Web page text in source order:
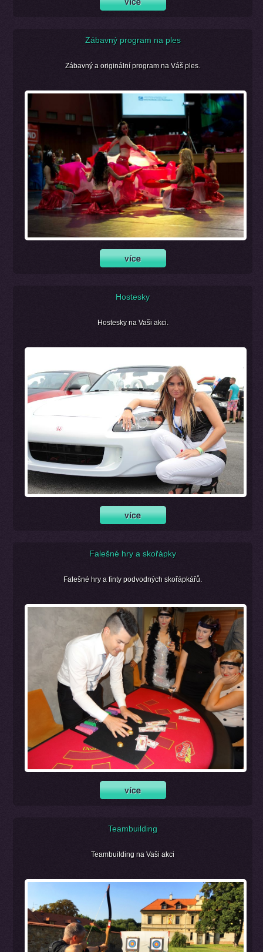
Zábavný program na ples
Zábavný a originální program na Váš ples.
Hostesky
Hostesky na Vaši akci.
Falešné hry a skořápky
Falešné hry a finty podvodných skořápkářů.
Teambuilding
Teambuilding na Vaši akci